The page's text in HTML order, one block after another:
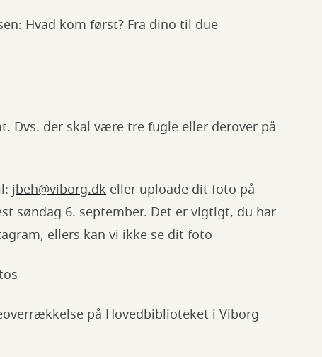
Hvad kom først? Fra dino til due
Dvs. der skal være tre fugle eller derover på
jbeh@viborg.dk eller uploade dit foto på
søndag 6. september. Det er vigtigt, du har
ellers kan vi ikke se dit foto
på Hovedbiblioteket i Viborg